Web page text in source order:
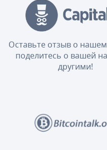
Оставьте отзыв о
поделитесь о вашей
другими!